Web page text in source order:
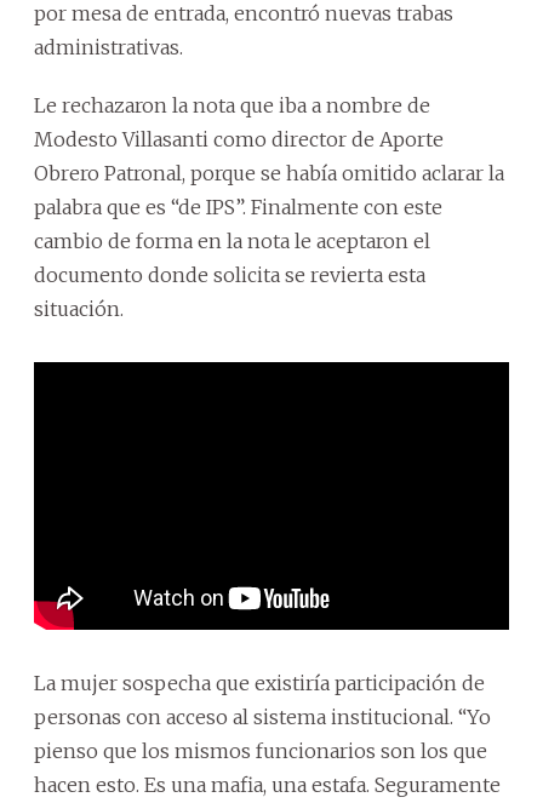
por mesa de entrada, encontró nuevas trabas
administrativas.
Le rechazaron la nota que iba a nombre de
Modesto Villasanti como director de Aporte
Obrero Patronal, porque se había omitido aclarar la
palabra que es “de IPS”. Finalmente con este
cambio de forma en la nota le aceptaron el
documento donde solicita se revierta esta
situación.
La mujer sospecha que existiría participación de
personas con acceso al sistema institucional. “Yo
pienso que los mismos funcionarios son los que
hacen esto. Es una mafia, una estafa. Seguramente